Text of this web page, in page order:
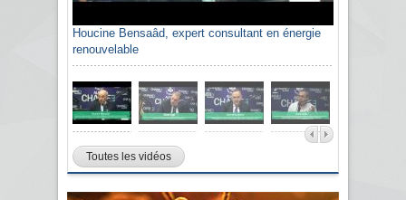
Houcine Bensaâd, expert consultant en énergie
renouvelable
Toutes les vidéos